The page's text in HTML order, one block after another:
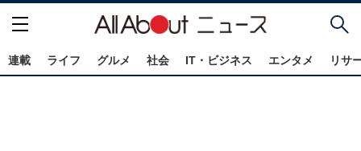
連載 ライフ グルメ 社会 IT・ビジネス エンタメ リサ